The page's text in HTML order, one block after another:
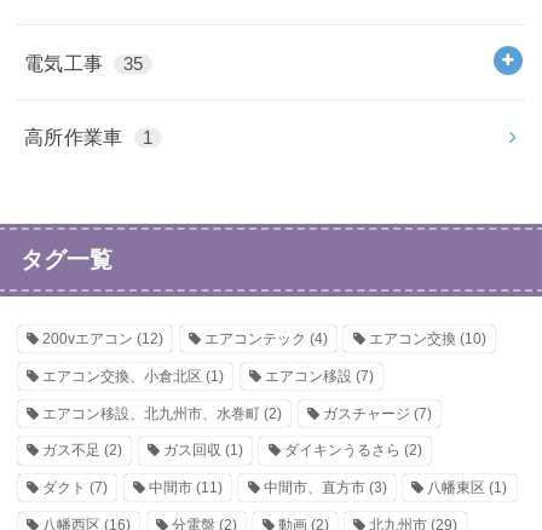
電気工事 35
高所作業車 1
タグ一覧
200vエアコン (12) エアコンテック (4) エアコン交換 (10)
エアコン交換、小倉北区 (1) エアコン移設 (7)
エアコン移設、北九州市、水巻町 (2) ガスチャージ (7)
ガス不足 (2) ガス回収 (1) ダイキンうるさら (2)
ダクト (7) 中間市(11) 中間市、直方市(3) 八幡東区 (1)
八幡西区 (16) 分電盤 (2) 動画(2) 北九州市 (29)